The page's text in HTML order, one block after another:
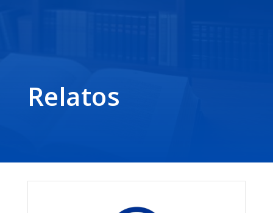
Relatos